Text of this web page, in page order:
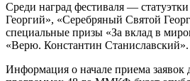
Среди наград фестиваля —
Георгий», «Серебряный Святой
специальные призы «За вклад в
«Верю. Константин Станиславский».
Информация о начале приема заявок